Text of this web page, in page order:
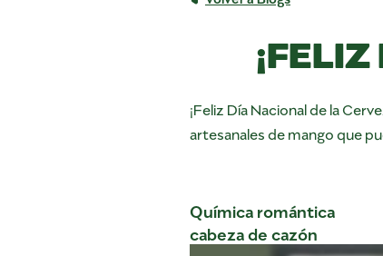
¡Feliz Día Nacional de la
artesanales de mango que
Química romántica
cabeza de cazón